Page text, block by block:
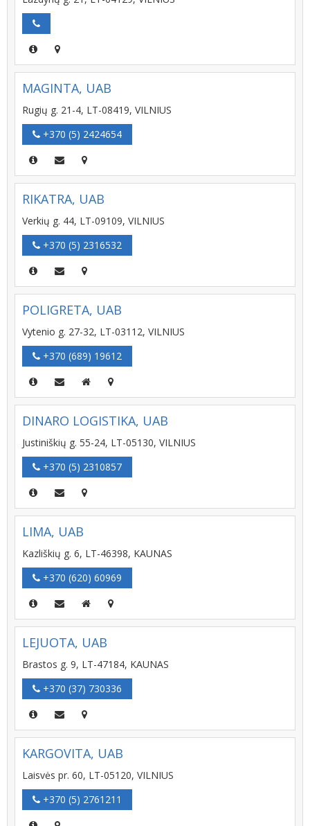
MAGINTA, UAB
Rugių g. 21-4, LT-08419, VILNIUS
+370 (5) 2424654
RIKATRA, UAB
Verkių g. 44, LT-09109, VILNIUS
+370 (5) 2316532
POLIGRETA, UAB
Vytenio g. 27-32, LT-03112, VILNIUS
+370 (689) 19612
DINARO LOGISTIKA, UAB
Justiniškių g. 55-24, LT-05130, VILNIUS
+370 (5) 2310857
LIMA, UAB
Kazliškių g. 6, LT-46398, KAUNAS
+370 (620) 60969
LEJUOTA, UAB
Brastos g. 9, LT-47184, KAUNAS
+370 (37) 730336
KARGOVITA, UAB
Laisvės pr. 60, LT-05120, VILNIUS
+370 (5) 2761211